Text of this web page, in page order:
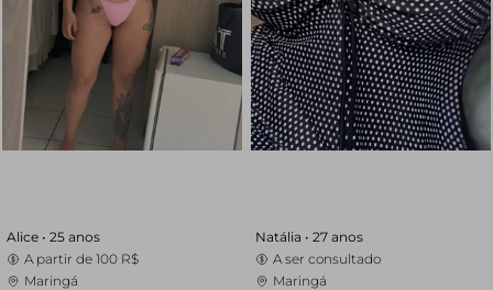
Alice • 25 anos
A partir de 100 R$
Maringá
Natália • 27 anos
A ser consultado
Maringá